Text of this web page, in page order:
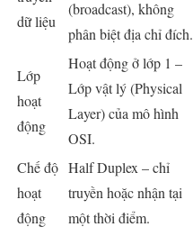
dữ liệu
(broadcast), không
phân biệt địa chỉ đích.
Lớp
hoạt
động
Hoạt động ở lớp 1 –
Lớp vật lý (Physical
Layer) của mô hình
OSI.
Chế độ
hoạt
động
Half Duplex – chỉ
truyền hoặc nhận tại
một thời điểm.